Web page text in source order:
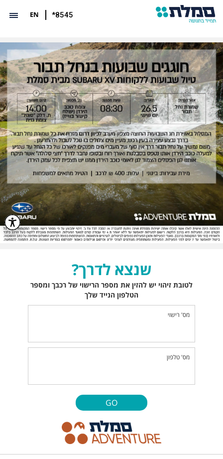
*8545
EN
שנצא לדרך?
לטובת זיהוי יש להזין את מספר הרישוי של רכבך ומספר
הטלפון הנייד שלך
מס' רישוי
מס' טלפון
GO